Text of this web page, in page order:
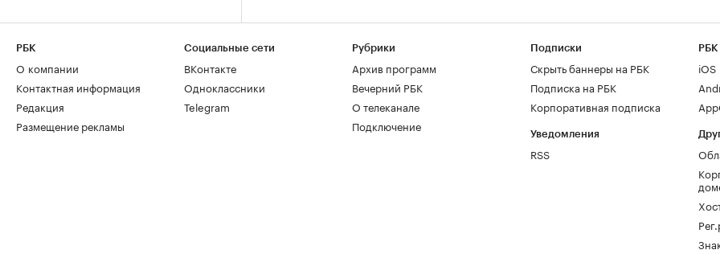
РБК
О компании
Контактная информация
Редакция
Размещение рекламы
Социальные сети
ВКонтакте
Одноклассники
Telegram
Рубрики
Архив программ
Вечерний РБК
О телеканале
Подключение
Подписки
Скрыть баннеры на РБК
Подписка на РБК
Корпоративная подписка
Уведомления
RSS
РБК
iOS